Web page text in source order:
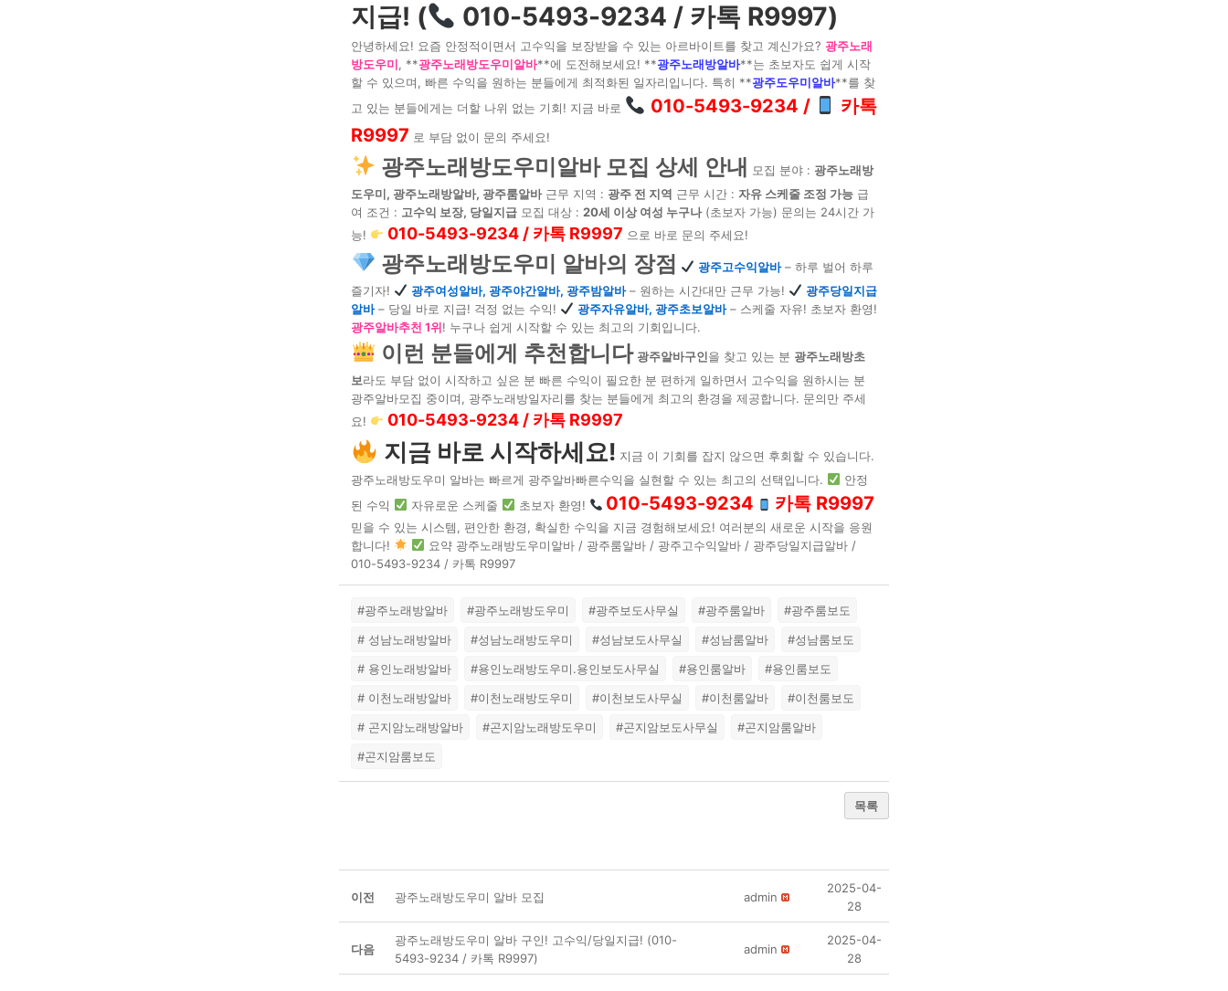
지급! (
010-5493-9234 / 카톡 R9997)
안녕하세요! 요즘 안정적이면서 고수익을 보장받을 수 있는 아르바이트를 찾고 계신가요? 광주노래
방도우미, **광주노래방도우미알바**에 도전해보세요! **광주노래방알바**는 초보자도 쉽게 시작
할 수 있으며, 빠른 수익을 원하는 분들에게 최적화된 일자리입니다. 특히 **광주도우미알바**를 찾
고 있는 분들에게는 더할 나위 없는 기회! 지금 바로
010-5493-9234 /
카톡
R9997 로 부담 없이 문의 주세요!
광주노래방도우미알바 모집 상세 안내 모집 분야 : 광주노래방
도우미, 광주노래방알바, 광주룸알바근무 지역 : 광주 전 지역 근무 시간 : 자유 스케줄 조정 가능 급
여 조건 : 고수익 보장, 당일지급 모집 대상 : 20세 이상 여성 누구나(초보자 가능) 문의는 24시간 가
능!
010-5493-9234 / 카톡 R9997 으로 바로 문의 주세요!
광주노래방도우미 알바의 장점 광주고수익알바– 하루 벌어 하루
즐기자!
광주여성알바, 광주야간알바, 광주밤알바– 원하는 시간대만 근무 가능!
광주당일지급
알바– 당일 바로 지급! 걱정 없는 수익! 광주자유알바, 광주초보알바– 스케줄 자유! 초보자 환영!
광주알바추천 1위! 누구나 쉽게 시작할 수 있는 최고의 기회입니다.
이런 분들에게 추천합니다 광주알바구인을 찾고 있는 분 광주노래방초
보라도 부담 없이 시작하고 싶은 분 빠른 수익이 필요한 분 편하게 일하면서 고수익을 원하시는 분
광주알바모집 중이며, 광주노래방일자리를 찾는 분들에게 최고의 환경을 제공합니다. 문의만 주세
요!
010-5493-9234 / 카톡 R9997
지금 바로 시작하세요! 지금 이 기회를 잡지 않으면 후회할 수 있습니다.
광주노래방도우미 알바는 빠르게 광주알바빠른수익을 실현할 수 있는 최고의 선택입니다.
안정
된 수익
자유로운 스케줄 초보자 환영! 010-5493-9234 카톡 R9997
믿을 수 있는 시스템, 편안한 환경, 확실한 수익을 지금 경험해보세요! 여러분의 새로운 시작을 응원
합니다!
요약 광주노래방도우미알바 / 광주룸알바 / 광주고수익알바 / 광주당일지급알바 /
010-5493-9234 / 카톡 R9997
#광주노래방알바 #광주노래방도우미 #광주보도사무실 #광주룸알바
#광주룸보도
# 성남노래방알바
#성남노래방도우미 #성남보도사무실 #성남룸알바
#성남룸보도
# 용인노래방알바
#용인노래방도우미.용인보도사무실 #용인룸알바
#용인룸보도
# 이천노래방알바
#이천노래방도우미 #이천보도사무실 #이천룸알바
#이천룸보도
# 곤지암노래방알바
#곤지암노래방도우미 #곤지암보도사무실
#곤지암룸알바
#곤지암룸보도
목록
이전 광주노래방도우미 알바 모집 admin
2025-04-
28
다음
광주노래방도우미 알바 구인! 고수익/당일지급! (010-
5493-9234 / 카톡 R9997)
admin
2025-04-
28